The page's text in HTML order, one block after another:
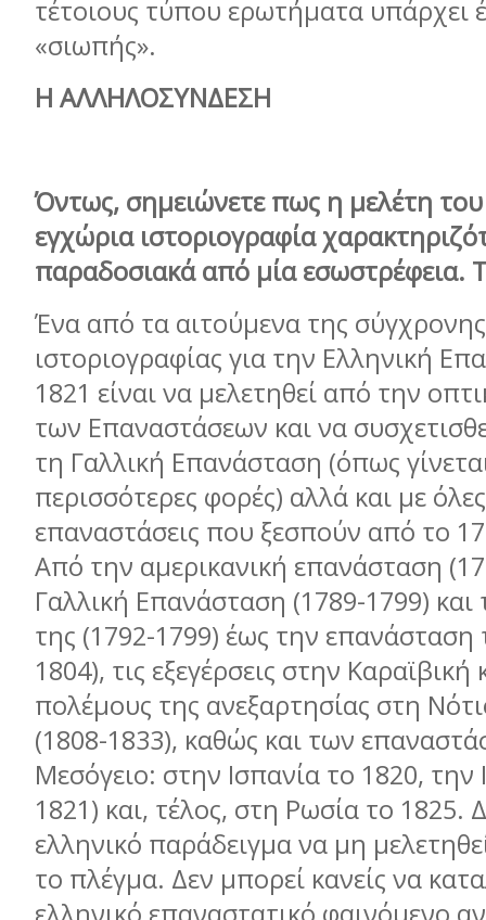
τέτοιους τύπου ερωτήματα υπάρχει
«σιωπής».
Η ΑΛΛΗΛΟΣΥΝΔΕΣΗ
Όντως, σημειώνετε πως η μελέτη
εγχώρια ιστοριογραφία
παραδοσιακά από μία εσωστρέφεια.
Ένα από τα αιτούμενα της σύγχρονης
ιστοριογραφίας για την Ελληνική
1821 είναι να μελετηθεί από την
των Επαναστάσεων και να
τη Γαλλική Επανάσταση (όπως
περισσότερες φορές) αλλά και με
επαναστάσεις που ξεσπούν από το
Από την αμερικανική επανάσταση
Γαλλική Επανάσταση (1789-1799)
της (1792-1799) έως την επανάσταση
1804), τις εξεγέρσεις στην Καραϊβική
πολέμους της ανεξαρτησίας στη
(1808-1833), καθώς και των
Μεσόγειο: στην Ισπανία το 1820, την
1821) και, τέλος, στη Ρωσία το 1825.
ελληνικό παράδειγμα να μη
το πλέγμα. Δεν μπορεί κανείς να